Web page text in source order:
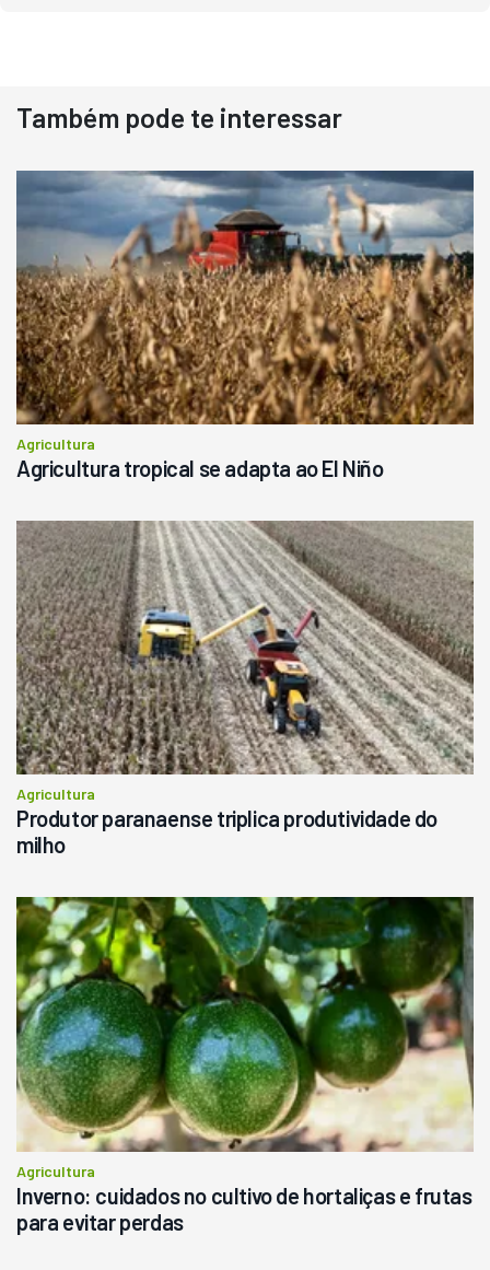
Pá Carregadeira Cat 966
Ano 1987
R$ 145.000
Consultar
Também pode te interessar
Agricultura
Agricultura tropical se adapta ao El Niño
Agricultura
Produtor paranaense triplica produtividade do
milho
Agricultura
Inverno: cuidados no cultivo de hortaliças e frutas
para evitar perdas